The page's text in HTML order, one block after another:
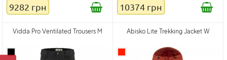
9282 грн 10374 грн
Vidda Pro Ventilated Trousers M Abisko Lite Trekking Jacket W